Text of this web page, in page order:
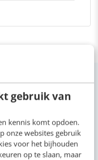
gebruik van
kennis komt opdoen.
onze websites gebruik
voor het bijhouden
op te slaan, maar
00:00